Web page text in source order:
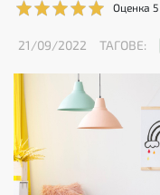
Оценка 5
21/09/2022 ТАГОВЕ: